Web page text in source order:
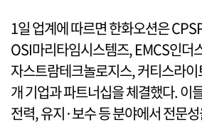
1일 업계에 따르면 한화오션은
OSI마리타임시스템즈, EMCS인더
자스트람테크놀로지스, 커티스라이
개 기업과 파트너십을 체결했다. 이
전력, 유지·보수 등 분야에서 전문